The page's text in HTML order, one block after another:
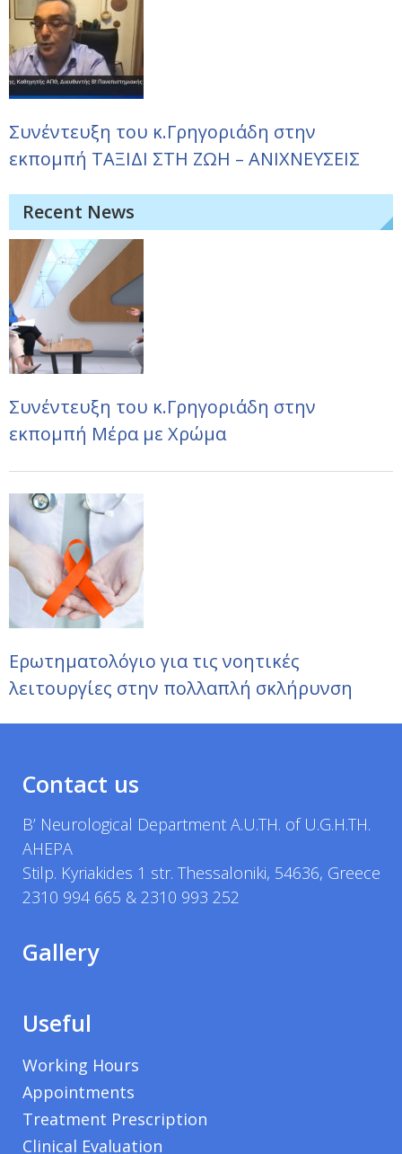
Συνέντευξη του κ.Γρηγοριάδη στην
εκπομπή ΤΑΞΙΔΙ ΣΤΗ ΖΩΗ – ΑΝΙΧΝΕΥΣΕΙΣ
Recent News
Συνέντευξη του κ.Γρηγοριάδη στην
εκπομπή Μέρα με Χρώμα
Ερωτηματολόγιο για τις νοητικές
λειτουργίες στην πολλαπλή σκλήρυνση
Contact us
B’ Neurological Department A.U.TH. of U.G.H.TH.
AHEPA
Stilp. Kyriakides 1 str. Thessaloniki, 54636, Greece
2310 994 665 & 2310 993 252
Gallery
Useful
Working Hours
Appointments
Treatment Prescription
Clinical Evaluation